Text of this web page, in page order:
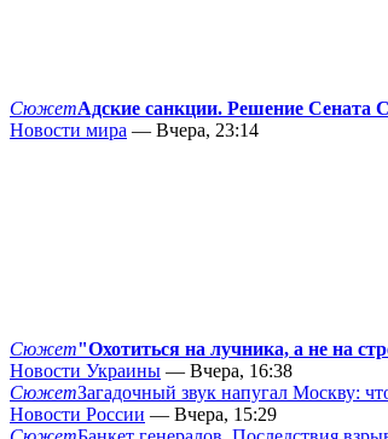
СюжетАдские санкции. Решение
Новости мира — Вчера, 23:14
Сюжет"Охотиться на лучника, а не на
Новости Украины — Вчера, 16:38
СюжетЗагадочный звук напугал Москву:
Новости России — Вчера, 15:29